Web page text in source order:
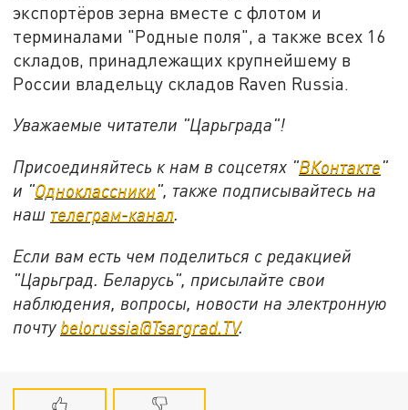
экспортёров зерна вместе с флотом и
терминалами "Родные поля", а также всех 16
складов, принадлежащих крупнейшему в
России владельцу складов Raven Russia.
Уважаемые читатели "Царьграда"!
Присоединяйтесь к нам в соцсетях "ВКонтакте"
и "Одноклассники", также подписывайтесь на
наш телеграм-канал.
Если вам есть чем поделиться с редакцией
"Царьград. Беларусь", присылайте свои
наблюдения, вопросы, новости на электронную
почту belorussia@Tsargrad.TV.